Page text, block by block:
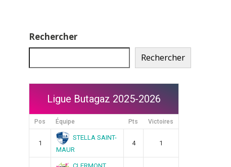
Rechercher
Rechercher
Ligue Butagaz 2025-2026
Pos Équipe Pts Victoires
1
STELLA SAINT-
MAUR
4 1